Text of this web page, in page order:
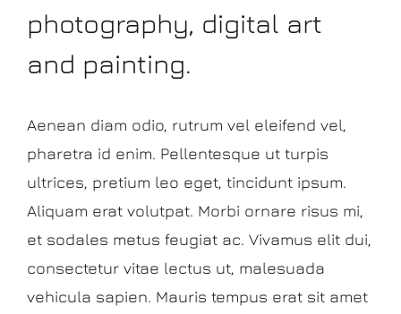
photography, digital art
and painting.
Aenean diam odio, rutrum vel eleifend vel,
pharetra id enim. Pellentesque ut turpis
ultrices, pretium leo eget, tincidunt ipsum.
Aliquam erat volutpat. Morbi ornare risus mi,
et sodales metus feugiat ac. Vivamus elit dui,
consectetur vitae lectus ut, malesuada
vehicula sapien. Mauris tempus erat sit amet